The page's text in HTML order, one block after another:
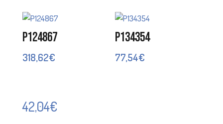
P124867
318,62€
P134354
77,54€
42,04€